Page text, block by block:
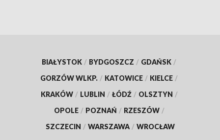
BIAŁYSTOK / BYDGOSZCZ / GDAŃSK /
GORZÓW WLKP. / KATOWICE / KIELCE /
KRAKÓW / LUBLIN / ŁÓDŹ / OLSZTYN /
OPOLE / POZNAŃ / RZESZÓW /
SZCZECIN / WARSZAWA / WROCŁAW